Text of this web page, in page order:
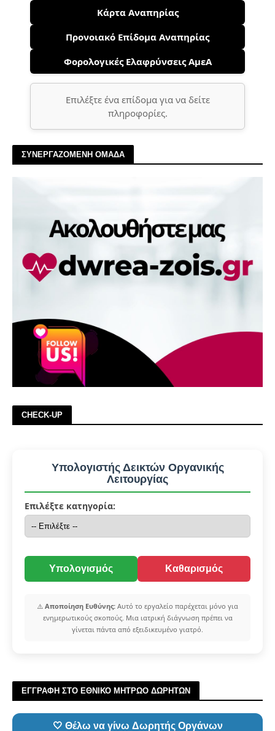
Κάρτα Αναπηρίας
Προνοιακό Επίδομα Αναπηρίας
Φορολογικές Ελαφρύνσεις ΑμεΑ
Επιλέξτε ένα επίδομα για να δείτε
πληροφορίες.
ΣΥΝΕΡΓΑΖΟΜΕΝΗ ΟΜΑΔΑ
CHECK-UP
Υπολογιστής Δεικτών Οργανικής
Λειτουργίας
Επιλέξτε κατηγορία:
Υπολογισμός Καθαρισμός
⚠️ Αποποίηση Ευθύνης: Αυτό το εργαλείο παρέχεται μόνο για
ενημερωτικούς σκοπούς. Μια ιατρική διάγνωση πρέπει να
γίνεται πάντα από εξειδικευμένο γιατρό.
ΕΓΓΡΑΦΗ ΣΤΟ ΕΘΝΙΚΟ ΜΗΤΡΩΟ ΔΩΡΗΤΩΝ
🤍 Θέλω να γίνω Δωρητής Οργάνων